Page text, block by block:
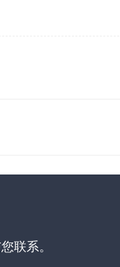
联系。